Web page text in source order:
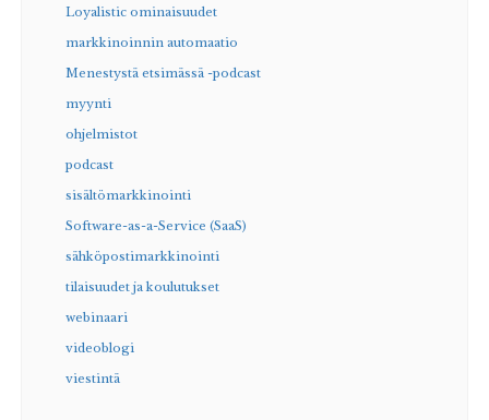
Loyalistic ominaisuudet
markkinoinnin automaatio
Menestystä etsimässä -podcast
myynti
ohjelmistot
podcast
sisältömarkkinointi
Software-as-a-Service (SaaS)
sähköpostimarkkinointi
tilaisuudet ja koulutukset
webinaari
videoblogi
viestintä